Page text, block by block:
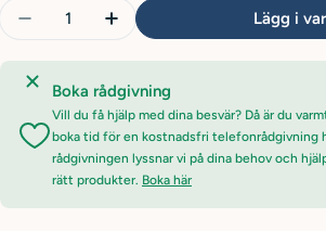
Minska antal för Quick Repair
Öka antal för Quick
Lägg i
Boka rådgivning
Vill du få hjälp med dina besvär? Då är du
boka tid för en kostnadsfri telefonrådgivning
rådgivningen lyssnar vi på dina behov och
rätt produkter. Boka här